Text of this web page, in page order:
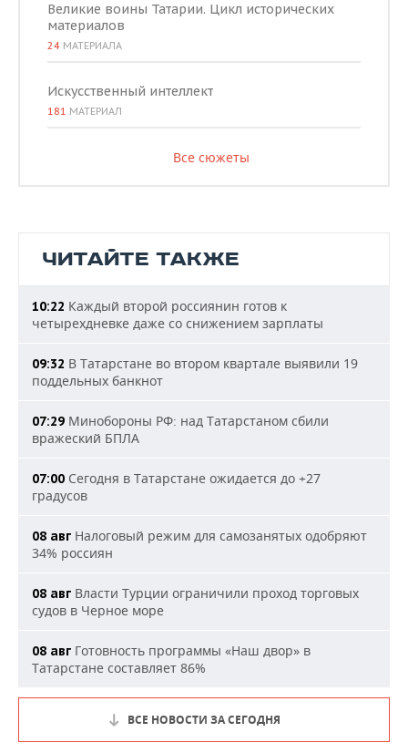
Великие воины Татарии. Цикл исторических
материалов
24 МАТЕРИАЛА
Искусственный интеллект
181 МАТЕРИАЛ
Все сюжеты
ЧИТАЙТЕ ТАКЖЕ
10:22 Каждый второй россиянин готов к
четырехдневке даже со снижением зарплаты
09:32 В Татарстане во втором квартале выявили 19
поддельных банкнот
07:29 Минобороны РФ: над Татарстаном сбили
вражеский БПЛА
07:00 Сегодня в Татарстане ожидается до +27
градусов
08 авг Налоговый режим для самозанятых одобряют
34% россиян
08 авг Власти Турции ограничили проход торговых
судов в Черное море
08 авг Готовность программы «Наш двор» в
Татарстане составляет 86%
ВСЕ НОВОСТИ ЗА СЕГОДНЯ